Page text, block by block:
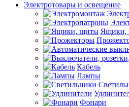
Электротовары и освещение
Ящики,
Кабель
Лампы
Фонари